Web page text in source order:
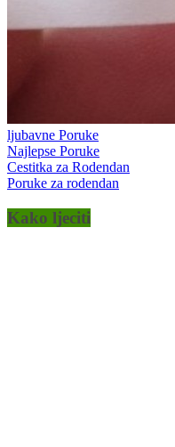
ljubavne Poruke
Najlepse Poruke
Cestitka za Rodendan
Poruke za rodendan
Kako ljeciti